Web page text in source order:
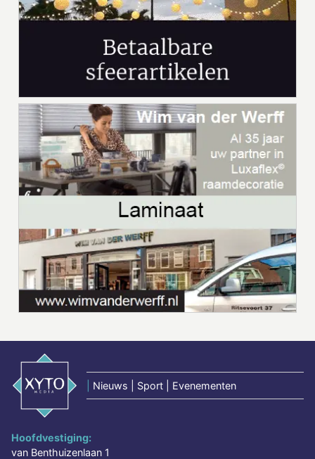
Nieuws | Sport | Evenementen
Hoofdvestiging:
van Benthuizenlaan 1